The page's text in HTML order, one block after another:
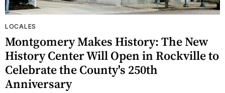
LOCALES
Montgomery Makes History: The New
History Center Will Open in Rockville to
Celebrate the County's 250th
Anniversary